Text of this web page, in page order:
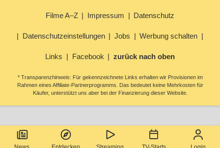
Filme A–Z Impressum Datenschutz
Datenschutzeinstellungen Jobs Werbung schalten
Links Facebook zurück nach oben
* Transparenzhinweis: Für gekennzeichnete Links erhalten wir Provisionen im
Rahmen eines Affiliate-Partnerprogramms. Das bedeutet keine Mehrkosten für
Käufer, unterstützt uns aber bei der Finanzierung dieser Website.